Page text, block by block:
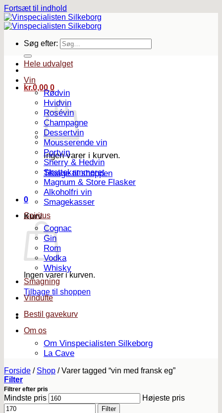
Fortsæt til indhold
Søg efter:
kr.0,00 0
Ingen varer i kurven.
Tilbage til shoppen
0
Kurv
Ingen varer i kurven.
Tilbage til shoppen
Hele udvalget
Vin
Rødvin
Hvidvin
Rosévin
Champagne
Dessertvin
Mousserende vin
Portvin
Sherry & Hedvin
Skattekammeret
Magnum & Store Flasker
Alkoholfri vin
Smagekasser
Spiritus
Cognac
Gin
Rom
Vodka
Whisky
Smagning
Vindufte
Bestil gavekurv
Om os
Om Vinspecialisten Silkeborg
La Cave
Forside / Shop /Varer tagged “vin med fransk eg”
Filter
Filtrer efter pris
Mindste pris Højeste pris
Filter